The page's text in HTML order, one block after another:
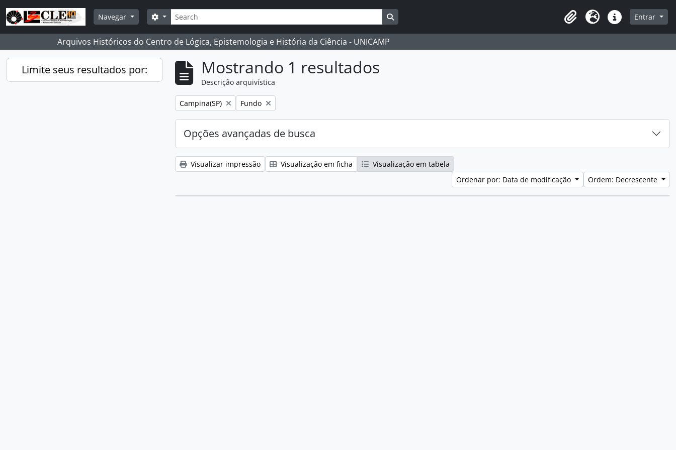
Skip to main content
Navegar
Buscar
Opções de busca
Clipboard
Idioma Atalhos Entrar
Arquivos Históricos do Centro de Lógica, Epistemologia e História da Ciência - UNICAMP
Limite seus resultados por: Mostrando 1 resultados
Descrição arquivística
Remover filtro:
Campina(SP) Remover filtro:
Fundo
Opções avançadas de busca
Visualizar impressão Visualização em ficha
Visualização em tabela
Ordenar por: Data de modificação
Ordem: Decrescente